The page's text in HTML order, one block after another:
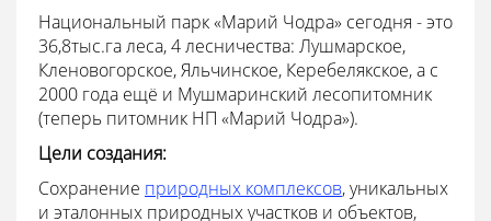
Национальный парк «Марий Чодра» сегодня - это
36,8тыс.га леса, 4 лесничества: Лушмарское,
Кленовогорское, Яльчинское, Керебелякское, а с
2000 года ещё и Мушмаринский лесопитомник
(теперь питомник НП «Марий Чодра»).
Цели создания:
Сохранение природных комплексов, уникальных
и эталонных природных участков и объектов,